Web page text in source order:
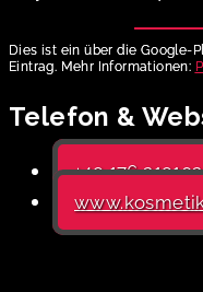
Dies ist ein über die Google-
Eintrag. Mehr Informationen:
Telefon &
+49 176